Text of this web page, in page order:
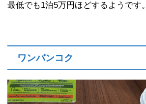
最低でも1泊5万円ほどするようです。
ワンバンコク